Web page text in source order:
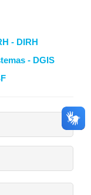
- DIRH
- DGIS